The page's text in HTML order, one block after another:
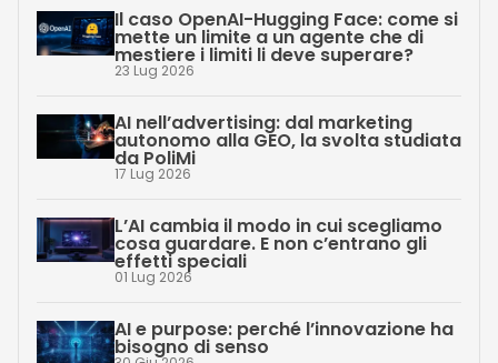
Il caso OpenAI-Hugging Face: come si
mette un limite a un agente che di
mestiere i limiti li deve superare?
23 Lug 2026
AI nell’advertising: dal marketing
autonomo alla GEO, la svolta studiata
da PoliMi
17 Lug 2026
L’AI cambia il modo in cui scegliamo
cosa guardare. E non c’entrano gli
effetti speciali
01 Lug 2026
AI e purpose: perché l’innovazione ha
bisogno di senso